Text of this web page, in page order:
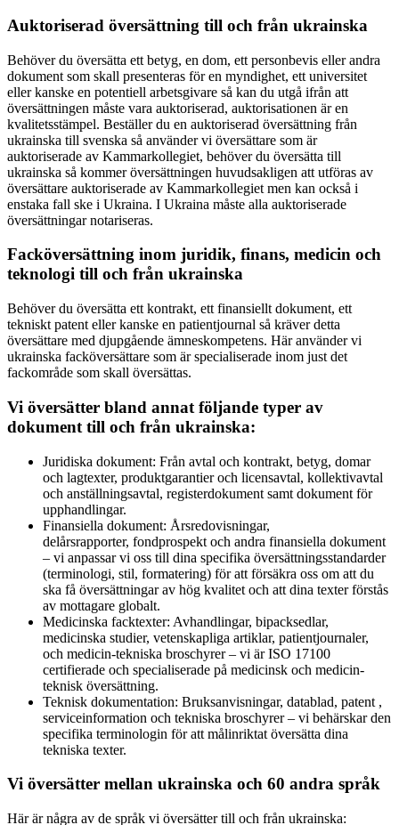
Auktoriserad översättning till och från ukrainska
Behöver du översätta ett betyg, en dom, ett personbevis eller andra
dokument som skall presenteras för en myndighet, ett universitet
eller kanske en potentiell arbetsgivare så kan du utgå ifrån att
översättningen måste vara auktoriserad, auktorisationen är en
kvalitetsstämpel. Beställer du en auktoriserad översättning från
ukrainska till svenska så använder vi översättare som är
auktoriserade av Kammarkollegiet, behöver du översätta till
ukrainska så kommer översättningen huvudsakligen att utföras av
översättare auktoriserade av Kammarkollegiet men kan också i
enstaka fall ske i Ukraina. I Ukraina måste alla auktoriserade
översättningar notariseras.
Facköversättning inom juridik, finans, medicin och
teknologi till och från ukrainska
Behöver du översätta ett kontrakt, ett finansiellt dokument, ett
tekniskt patent eller kanske en patientjournal så kräver detta
översättare med djupgående ämneskompetens. Här använder vi
ukrainska facköversättare som är specialiserade inom just det
fackområde som skall översättas.
Vi översätter bland annat följande typer av
dokument till och från ukrainska:
Juridiska dokument: Från avtal och kontrakt, betyg, domar
och lagtexter, produktgarantier och licensavtal, kollektivavtal
och anställningsavtal, registerdokument samt dokument för
upphandlingar.
Finansiella dokument: Årsredovisningar,
delårsrapporter, fondprospekt och andra finansiella dokument
– vi anpassar vi oss till dina specifika översättningsstandarder
(terminologi, stil, formatering) för att försäkra oss om att du
ska få översättningar av hög kvalitet och att dina texter förstås
av mottagare globalt.
Medicinska facktexter: Avhandlingar, bipacksedlar,
medicinska studier, vetenskapliga artiklar, patientjournaler,
och medicin-tekniska broschyrer – vi är ISO 17100
certifierade och specialiserade på medicinsk och medicin-
teknisk översättning.
Teknisk dokumentation: Bruksanvisningar, datablad, patent ,
serviceinformation och tekniska broschyrer – vi behärskar den
specifika terminologin för att målinriktat översätta dina
tekniska texter.
Vi översätter mellan ukrainska och 60 andra språk
Här är några av de språk vi översätter till och från ukrainska: